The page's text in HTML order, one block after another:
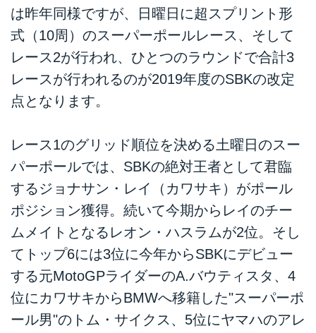
は昨年同様ですが、日曜日に超スプリント形
式（10周）のスーパーポールレース、そして
レース2が行われ、ひとつのラウンドで合計3
レースが行われるのが2019年度のSBKの改定
点となります。
レース1のグリッド順位を決める土曜日のスー
パーポールでは、SBKの絶対王者として君臨
するジョナサン・レイ（カワサキ）がポール
ポジション獲得。続いて今期からレイのチー
ムメイトとなるレオン・ハスラムが2位。そし
てトップ6には3位に今年からSBKにデビュー
する元MotoGPライダーのA.バウティスタ、4
位にカワサキからBMWへ移籍した"スーパーポ
ール男"のトム・サイクス、5位にヤマハのアレ